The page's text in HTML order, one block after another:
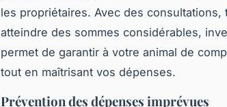
les propriétaires. Avec des
atteindre des sommes considérables,
permet de garantir à votre animal de
tout en maîtrisant vos dépenses.
Prévention des dépenses imprévues